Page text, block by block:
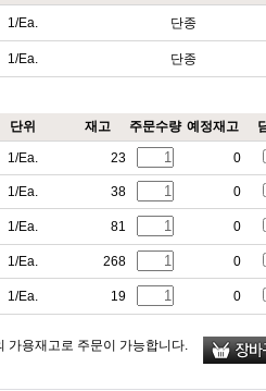
1/Ea. 단종
1/Ea. 단종
단위 재고 주문수량 예정재고
1/Ea. 23 0
1/Ea. 38 0
1/Ea. 81 0
1/Ea. 268 0
1/Ea. 19 0
가용재고로 주문이 가능합니다.